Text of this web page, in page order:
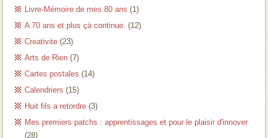
Livre-Mémoire de mes 80 ans (1)
A 70 ans et plus çà continue. (12)
Creativite (23)
Arts de Rien (7)
Cartes postales (14)
Calendriers (15)
Huit fils a retordre (3)
Mes premiers patchs : apprentissages et pour le plaisir d'innover
(28)